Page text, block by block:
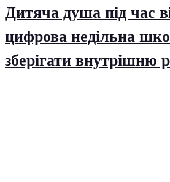
Дитяча душа під час
цифрова недільна
зберігати внутрішню